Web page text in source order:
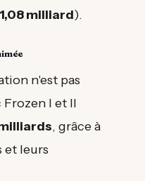
1,08 milliard).
n'est pas
Frozen I et II
, grâce à
et leurs